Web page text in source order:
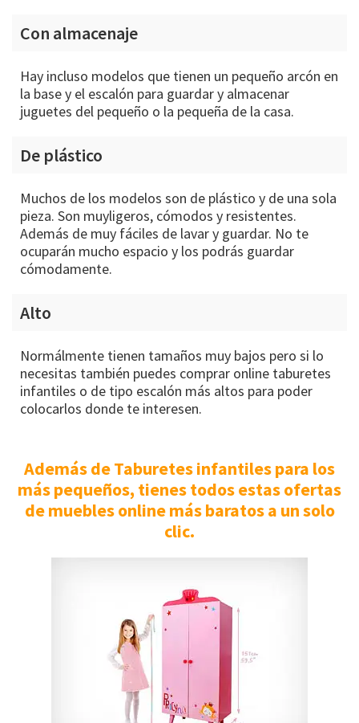
Con almacenaje
Hay incluso modelos que tienen un pequeño arcón en
la base y el escalón para guardar y almacenar
juguetes del pequeño o la pequeña de la casa.
De plástico
Muchos de los modelos son de plástico y de una sola
pieza. Son muyligeros, cómodos y resistentes.
Además de muy fáciles de lavar y guardar. No te
ocuparán mucho espacio y los podrás guardar
cómodamente.
Alto
Normálmente tienen tamaños muy bajos pero si lo
necesitas también puedes comprar online taburetes
infantiles o de tipo escalón más altos para poder
colocarlos donde te interesen.
Además de Taburetes infantiles para los
más pequeños, tienes todos estas ofertas
de muebles online más baratos a un solo
clic.